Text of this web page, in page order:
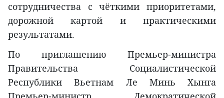
сотрудничества с чёткими приоритетами,
дорожной картой и практическими
результатами.
По приглашению Премьер-министра
Правительства Социалистической
Республики Вьетнам Ле Минь Хынга